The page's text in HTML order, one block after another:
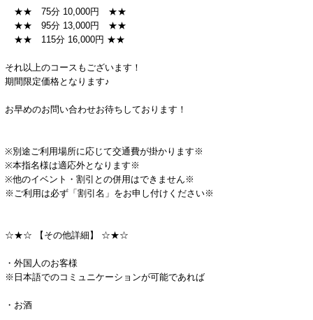
★★ 75分 10,000円 ★★
★★ 95分 13,000円 ★★
★★ 115分 16,000円 ★★
それ以上のコースもございます！
期間限定価格となります♪
お早めのお問い合わせお待ちしております！
※別途ご利用場所に応じて交通費が掛かります※
※本指名様は適応外となります※
※他のイベント・割引との併用はできません※
※ご利用は必ず「割引名」をお申し付けください※
☆★☆ 【その他詳細】 ☆★☆
・外国人のお客様
※日本語でのコミュニケーションが可能であれば
・お酒